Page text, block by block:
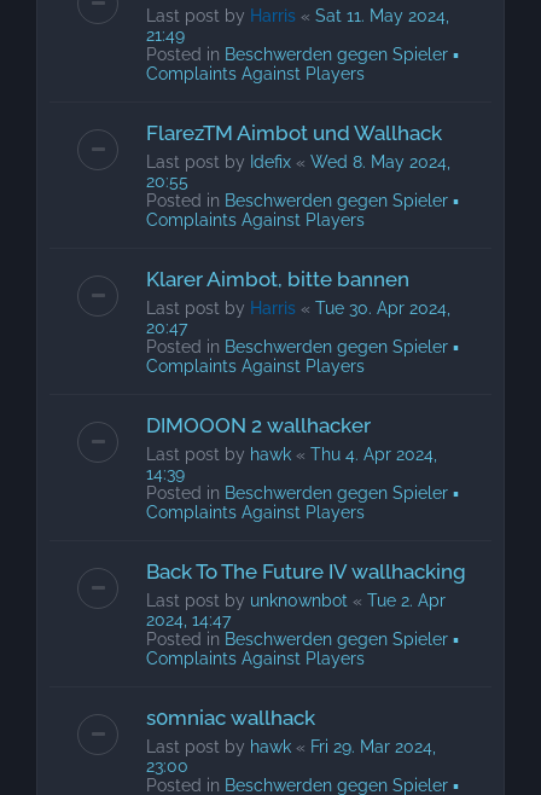
Last post by Harris « Sat 11. May 2024,
21:49
Posted in Beschwerden gegen Spieler ▪
Complaints Against Players
FlarezTM Aimbot und Wallhack
Last post by Idefix « Wed 8. May 2024,
20:55
Posted in Beschwerden gegen Spieler ▪
Complaints Against Players
Klarer Aimbot, bitte bannen
Last post by Harris « Tue 30. Apr 2024,
20:47
Posted in Beschwerden gegen Spieler ▪
Complaints Against Players
DIMOOON 2 wallhacker
Last post by hawk « Thu 4. Apr 2024,
14:39
Posted in Beschwerden gegen Spieler ▪
Complaints Against Players
Back To The Future IV wallhacking
Last post by unkn0wnbot « Tue 2. Apr
2024, 14:47
Posted in Beschwerden gegen Spieler ▪
Complaints Against Players
s0mniac wallhack
Last post by hawk « Fri 29. Mar 2024,
23:00
Posted in Beschwerden gegen Spieler ▪